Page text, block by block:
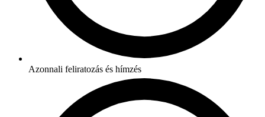
Azonnali feliratozás és hímzés